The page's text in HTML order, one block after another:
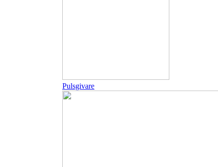
Pulsgivare